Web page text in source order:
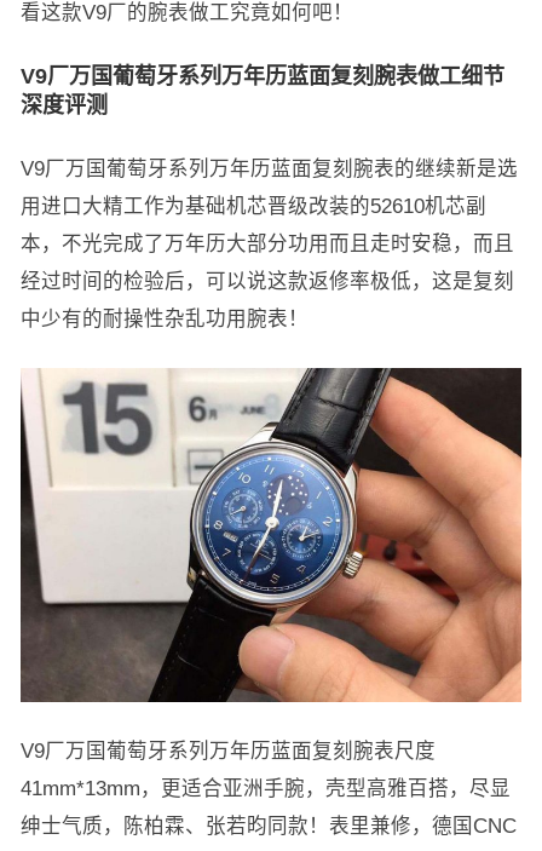
看这款V9厂的腕表做工究竟如何吧！
V9厂万国葡萄牙系列万年历蓝面复刻腕表做工细节
深度评测
​V9厂万国葡萄牙系列万年历蓝面复刻腕表的继续新是选
用进口大精工作为基础机芯晋级改装的52610机芯副
本，不光完成了万年历大部分功用而且走时安稳，而且
经过时间的检验后，可以说这款返修率极低，这是复刻
中少有的耐操性杂乱功用腕表！
V9厂万国葡萄牙系列万年历蓝面复刻腕表尺度
41mm*13mm，更适合亚洲手腕，壳型高雅百搭，尽显
绅士气质，陈柏霖、张若昀同款！表里兼修，德国CNC